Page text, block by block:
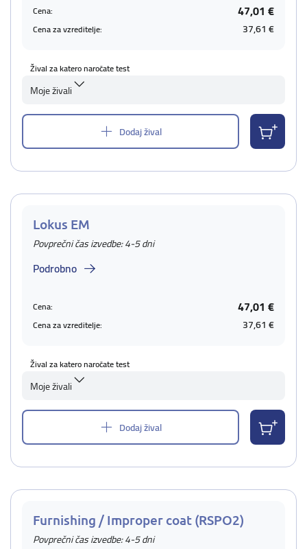
Cena: 47,01 €
Cena za vzreditelje: 37,61 €
Žival za katero naročate test
Moje živali
Dodaj žival
Lokus EM
Povprečni čas izvedbe: 4-5 dni
Podrobno
Cena: 47,01 €
Cena za vzreditelje: 37,61 €
Žival za katero naročate test
Moje živali
Dodaj žival
Furnishing / Improper coat (RSPO2)
Povprečni čas izvedbe: 4-5 dni